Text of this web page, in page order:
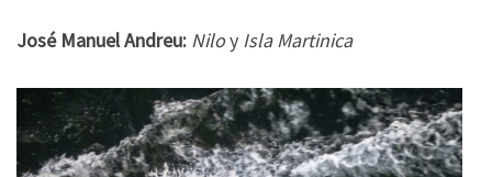
José Manuel Andreu: Niloy Isla Martinica